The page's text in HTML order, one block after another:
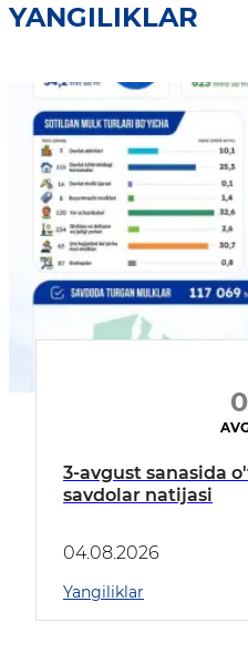
YANGILIKLAR
3-avgust sanasida
savdolar natijasi
04.08.2026
Yangiliklar